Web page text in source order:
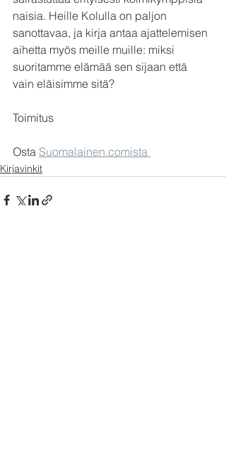
naisia. Heille Kolulla on paljon
sanottavaa, ja kirja antaa ajattelemisen
aihetta myös meille muille: miksi
suoritamme elämää sen sijaan että
vain eläisimme sitä?
Toimitus
Osta Suomalainen.comista
Kirjavinkit